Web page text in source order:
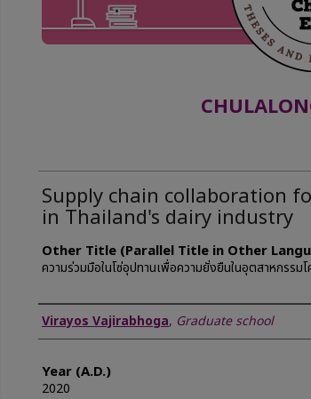
Supply chain collaboration
in Thailand's dairy industry
Other Title (Parallel Title in Other
ความร่วมมือในโซ่อุปทานเพื่อความยั่งยืนในอุตสาหกรรมโ
Author
Virayos Vajirabhoga, Graduate school
Year (A.D.)
2020